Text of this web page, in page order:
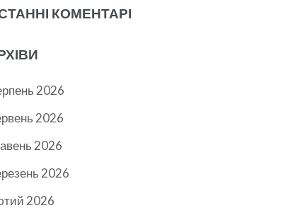
КОМЕНТАРІ
2026
2026
2026
2026
2026